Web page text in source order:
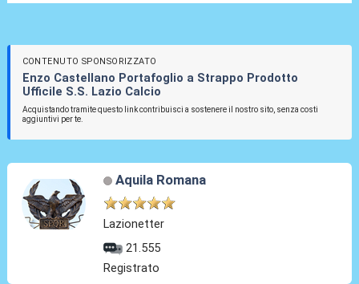
CONTENUTO SPONSORIZZATO
Enzo Castellano Portafoglio a Strappo Prodotto
Ufficile S.S. Lazio Calcio
Acquistando tramite questo link contribuisci a sostenere il nostro sito, senza costi
aggiuntivi per te.
Aquila Romana
Lazionetter
21.555
Registrato